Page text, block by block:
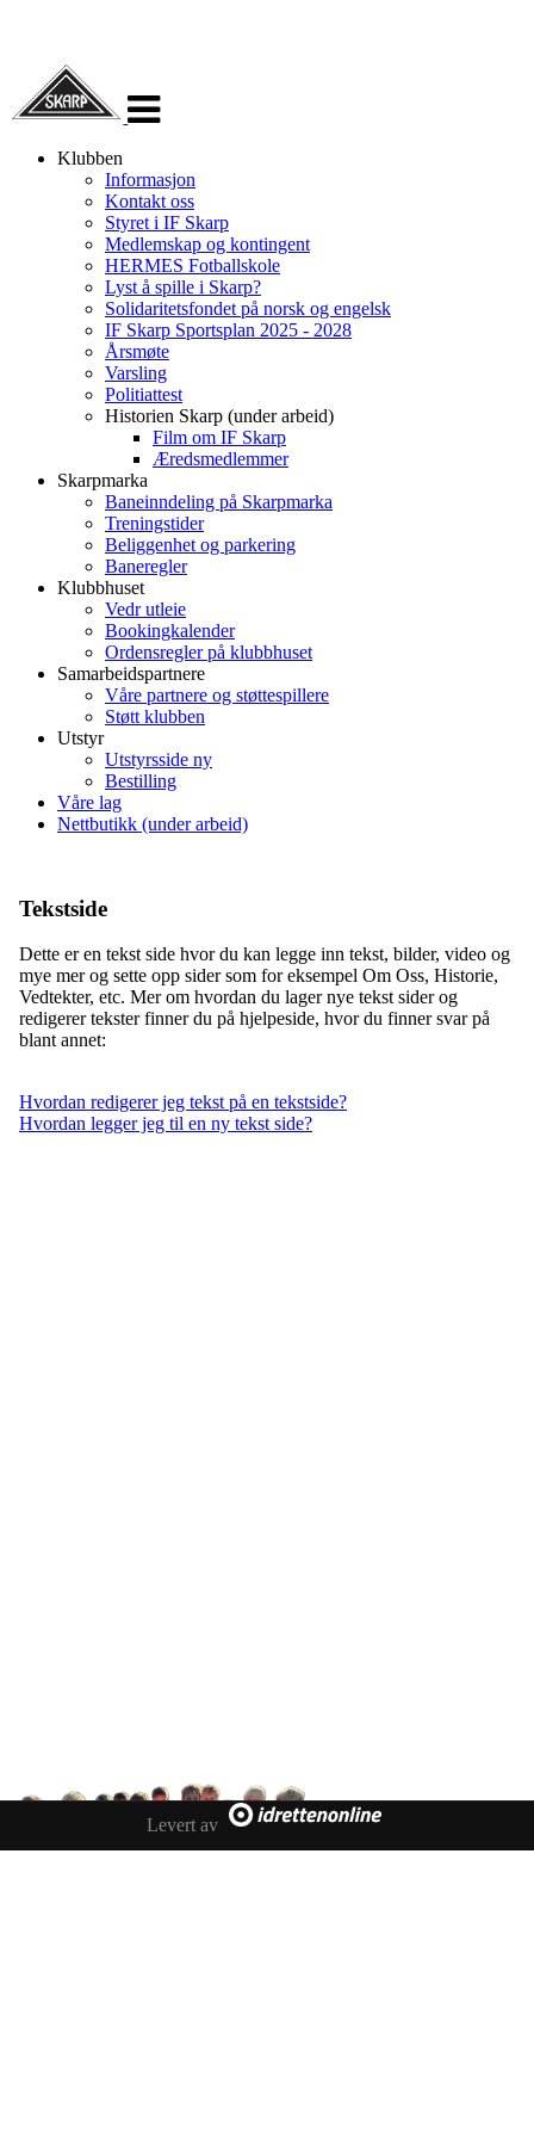
navigasjon
Klubben
Informasjon
Kontakt oss
Styret i IF Skarp
Medlemskap og kontingent
HERMES Fotballskole
Lyst å spille i Skarp?
Solidaritetsfondet på norsk og engelsk
IF Skarp Sportsplan 2025 - 2028
Årsmøte
Varsling
Politiattest
Historien Skarp (under arbeid)
Film om IF Skarp
Æredsmedlemmer
Skarpmarka
Baneinndeling på Skarpmarka
Treningstider
Beliggenhet og parkering
Baneregler
Klubbhuset
Vedr utleie
Bookingkalender
Ordensregler på klubbhuset
Samarbeidspartnere
Våre partnere og støttespillere
Støtt klubben
Utstyr
Utstyrsside ny
Bestilling
Våre lag
Nettbutikk (under arbeid)
Tekstside
Dette er en tekst side hvor du kan legge inn tekst, bilder, video og
mye mer og sette opp sider som for eksempel Om Oss, Historie,
Vedtekter, etc. Mer om hvordan du lager nye tekst sider og
redigerer tekster finner du på hjelpeside, hvor du finner svar på
blant annet:
Hvordan redigerer jeg tekst på en tekstside?
Hvordan legger jeg til en ny tekst side?
Levert av